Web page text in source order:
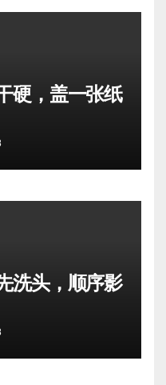
硬，盖一张纸
洗头，顺序影